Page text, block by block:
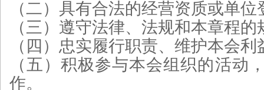
（二）具有合法的经营资质或单
（三）遵守法律、法规和本章程的
（四）忠实履行职责、维护本会利
（五）积极参与本会组织的活动
作。